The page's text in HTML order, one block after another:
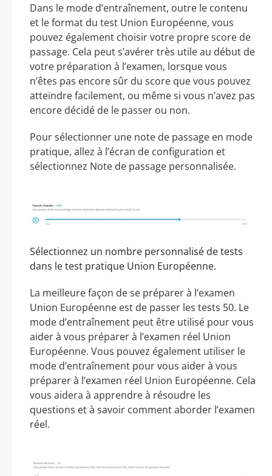
Dans le mode d’entraînement, outre le contenu
et le format du test Union Européenne, vous
pouvez également choisir votre propre score de
passage. Cela peut s’avérer très utile au début de
votre préparation à l’examen, lorsque vous
n’êtes pas encore sûr du score que vous pouvez
atteindre facilement, ou même si vous n’avez pas
encore décidé de le passer ou non.
Pour sélectionner une note de passage en mode
pratique, allez à l’écran de configuration et
sélectionnez Note de passage personnalisée.
Sélectionnez un nombre personnalisé de tests
dans le test pratique Union Européenne.
La meilleure façon de se préparer à l’examen
Union Européenne est de passer les tests 50. Le
mode d’entraînement peut être utilisé pour vous
aider à vous préparer à l’examen réel Union
Européenne. Vous pouvez également utiliser le
mode d’entraînement pour vous aider à vous
préparer à l’examen réel Union Européenne. Cela
vous aidera à apprendre à résoudre les
questions et à savoir comment aborder l’examen
réel.